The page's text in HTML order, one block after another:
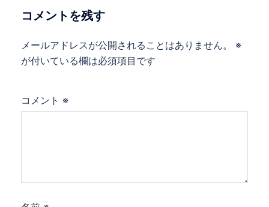
シ
ン
コメントを残す
メールアドレスが公開されることはありません。
※
が付いている欄は必須項目です
コメント ※